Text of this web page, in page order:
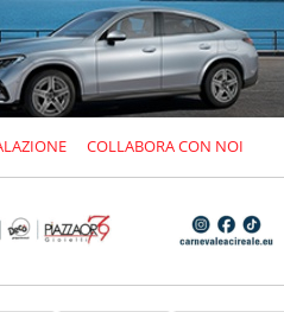
COLLABORA CON NOI